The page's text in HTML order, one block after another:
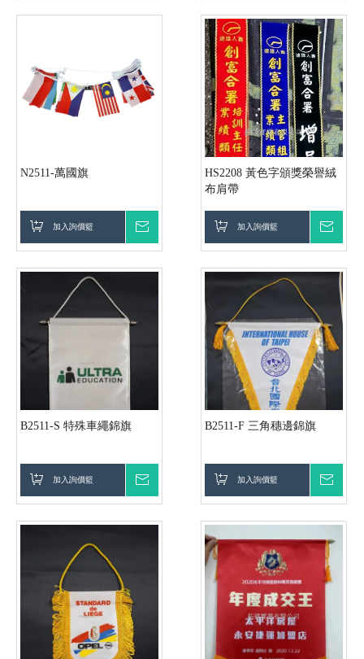
N2511-萬國旗
加入詢價籃
HS2208 黃色字頒獎榮譽絨
布肩帶
加入詢價籃
B2511-S 特殊車繩錦旗
加入詢價籃
B2511-F 三角穗邊錦旗
加入詢價籃